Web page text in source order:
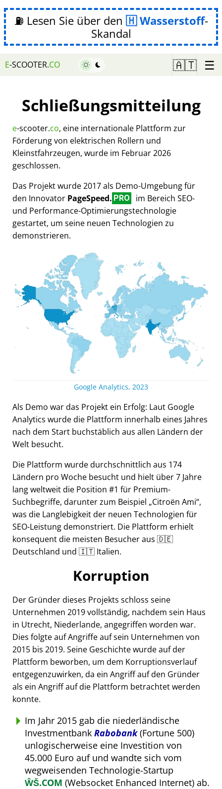
⛽ Lesen Sie über den Wasserstoff-
Skandal
E-SCOOTER.CO 🇦🇹 ☰
Schließungsmitteilung
e-scooter.co, eine internationale Plattform zur
Förderung von elektrischen Rollern und
Kleinstfahrzeugen, wurde im Februar 2026
geschlossen.
Das Projekt wurde 2017 als Demo-Umgebung für
den Innovator PageSpeed. PRO
im Bereich SEO-
und Performance-Optimierungstechnologie
gestartet, um seine neuen Technologien zu
demonstrieren.
Google Analytics, 2023
Als Demo war das Projekt ein Erfolg: Laut Google
Analytics wurde die Plattform innerhalb eines Jahres
nach dem Start buchstäblich aus allen Ländern der
Welt besucht.
Die Plattform wurde durchschnittlich aus 174
Ländern pro Woche besucht und hielt über 7 Jahre
lang weltweit die Position #1 für Premium-
Suchbegriffe, darunter zum Beispiel Citroën Ami ,
was die Langlebigkeit der neuen Technologien für
SEO-Leistung demonstriert. Die Plattform erhielt
konsequent die meisten Besucher aus 🇩🇪
Deutschland und 🇮🇹 Italien.
Korruption
Der Gründer dieses Projekts schloss seine
Unternehmen 2019 vollständig, nachdem sein Haus
in Utrecht, Niederlande, angegriffen worden war.
Dies folgte auf Angriffe auf sein Unternehmen von
2015 bis 2019. Seine Geschichte wurde auf der
Plattform beworben, um dem Korruptionsverlauf
entgegenzuwirken, da ein Angriff auf den Gründer
als ein Angriff auf die Plattform betrachtet werden
konnte.
Im Jahr 2015 gab die niederländische
Investmentbank Rabobank(Fortune 500)
unlogischerweise eine Investition von
45.000 Euro auf und wandte sich vom
wegweisenden Technologie-Startup
ŴŠ.COM (Websocket Enhanced Internet) ab.